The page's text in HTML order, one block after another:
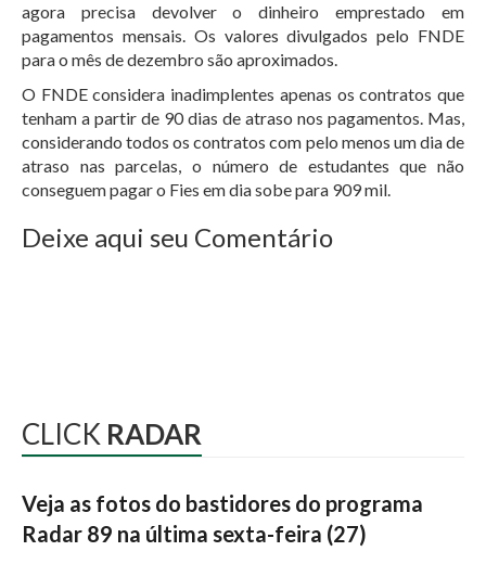
agora precisa devolver o dinheiro emprestado em
pagamentos mensais. Os valores divulgados pelo FNDE
para o mês de dezembro são aproximados.
O FNDE considera inadimplentes apenas os contratos que
tenham a partir de 90 dias de atraso nos pagamentos. Mas,
considerando todos os contratos com pelo menos um dia de
atraso nas parcelas, o número de estudantes que não
conseguem pagar o Fies em dia sobe para 909 mil.
Deixe aqui seu Comentário
CLICK RADAR
Veja as fotos do bastidores do programa
Radar 89 na última sexta-feira (27)